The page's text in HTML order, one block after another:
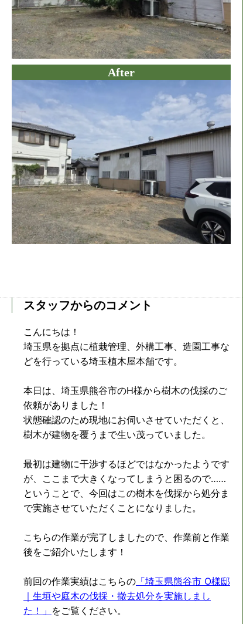
After
スタッフからのコメント
こんにちは！
埼玉県を拠点に植栽管理、外構工事、造園工事な
どを行っている埼玉植木屋本舗です。
本日は、埼玉県熊谷市のH様から樹木の伐採のご
依頼がありました！
状態確認のため現地にお伺いさせていただくと、
樹木が建物を覆うまで生い茂っていました。
最初は建物に干渉するほどではなかったようです
が、ここまで大きくなってしまうと困るので……
ということで、今回はこの樹木を伐採から処分ま
で実施させていただくことになりました。
こちらの作業が完了しましたので、作業前と作業
後をご紹介いたします！
前回の作業実績はこちらの 「埼玉県熊谷市 O様邸
｜生垣や庭木の伐採・撤去処分を実施しまし
た！」 をご覧ください。